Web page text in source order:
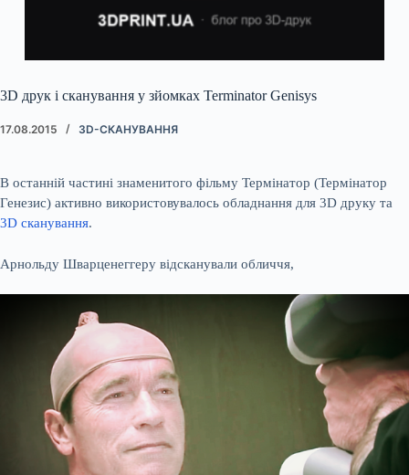
3D друк і сканування у зйомках Terminator Genisys
17.08.2015 3D-СКАНУВАННЯ
В останній частині знаменитого фільму Термінатор (Термінатор
Генезис) активно використовувалось обладнання для 3D друку та
3D сканування.
Арнольду Шварценеггеру відсканували обличчя,